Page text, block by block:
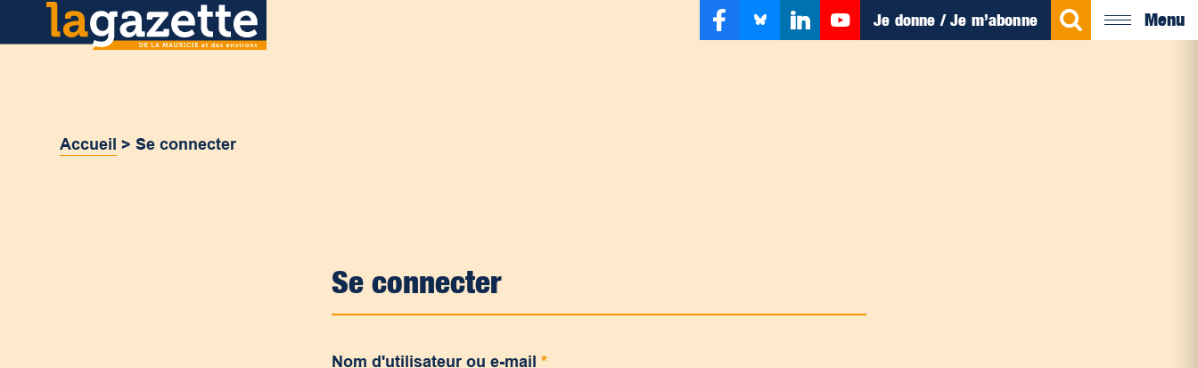
Je donne / Je m’abonne Menu
Accueil >Se connecter
Se connecter
Nom d'utilisateur ou e-mail *